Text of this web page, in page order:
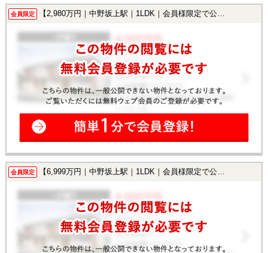
会員限定 【2,980万円｜中野坂上駅｜1LDK｜会員様限定で公開中！】
会員限定 【6,999万円｜中野坂上駅｜1LDK｜会員様限定で公開中！】